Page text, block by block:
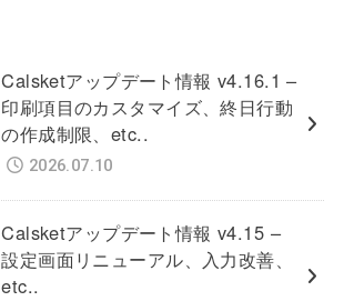
Calsketアップデート情報 v4.16.1 –
印刷項目のカスタマイズ、終日行動
の作成制限、etc..
2026.07.10
Calsketアップデート情報 v4.15 –
設定画面リニューアル、入力改善、
etc..